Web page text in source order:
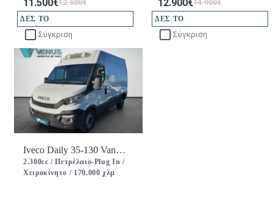
Τιμή χωρίς ΦΠΑ
Τιμόνι πολλών χρήσεων
Υδραυλικό τιμόνι
Υπολογιστής ταξιδίου
Φώτα LED
Χειριστήρια τιμονιού
11.500€12.600€
ΔΕΣ ΤΟ
Σύγκριση
12.900€14.900€
ΔΕΣ ΤΟ
Σύγκριση
Iveco Daily 35-130 Van
Thermo King C250e
(Ψυγείο-Συντήρηση) Diesel
2.300cc /Πετρέλαιο-Plug In /
Χειροκίνητο / 170.000 χλμ